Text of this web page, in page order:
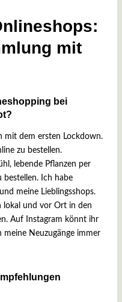
mit
bei
mit dem ersten Lockdown.
zu bestellen.
lebende Pflanzen per
bestellen. Ich habe
meine Lieblingsshops.
lokal und vor Ort in den
Auf Instagram könnt ihr
meine Neuzugänge immer